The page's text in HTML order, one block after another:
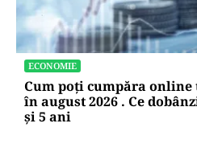
ECONOMIE
Cum poți cumpăra
în august 2026 . Ce
și 5 ani